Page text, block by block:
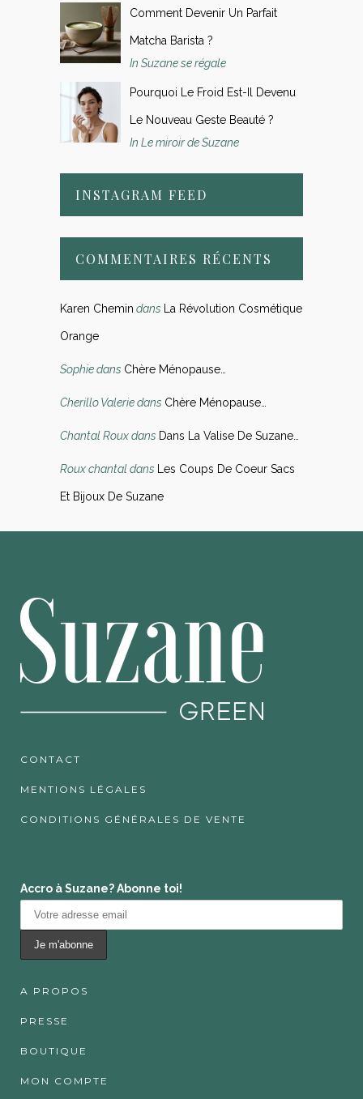
Comment Devenir Un Parfait
Matcha Barista ?
In Suzane se régale
Pourquoi Le Froid Est-Il Devenu
Le Nouveau Geste Beauté ?
In Le miroir de Suzane
INSTAGRAM FEED
COMMENTAIRES RÉCENTS
Karen Chemin dans La Révolution Cosmétique
Orange
Sophiedans Chère Ménopause…
Cherillo Valeriedans Chère Ménopause…
Chantal Rouxdans Dans La Valise De Suzane…
Roux chantaldans Les Coups De Coeur Sacs
Et Bijoux De Suzane
CONTACT
MENTIONS LÉGALES
CONDITIONS GÉNÉRALES DE VENTE
Accro à Suzane? Abonne toi!
A PROPOS
PRESSE
BOUTIQUE
MON COMPTE